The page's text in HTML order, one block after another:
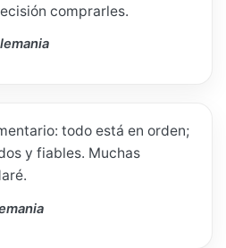
comprarles.
todo está en orden;
y fiables. Muchas